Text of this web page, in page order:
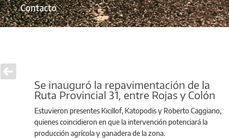
Contacto
Se inauguró la repavimentación de la
Ruta Provincial 31, entre Rojas y Colón
Estuvieron presentes Kicillof, Katopodis y Roberto Caggiano,
quienes coincidieron en que la intervención potenciará la
producción agrícola y ganadera de la zona.